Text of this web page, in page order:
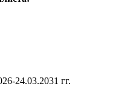
24.03.2031 гг.